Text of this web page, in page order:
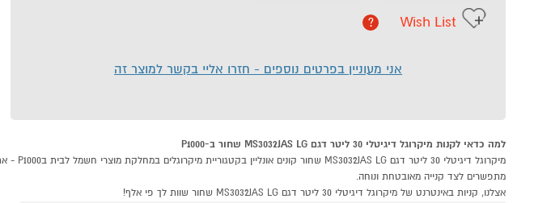
Wish List
?
אני מעוניין בפרטים נוספים - חזרו אליי בקשר למוצר זה
למה כדאי לקנות מיקרוגל דיגיטלי 30 ליטר דגם MS3032JAS LG שחור ב-P1000
מתפשרים לצד קנייה מאובטחת ונוחה.
אצלנו, קניות באינטרנט של מיקרוגל דיגיטלי 30 ליטר דגם MS3032JAS LG שחור שוות לך פי אלף!